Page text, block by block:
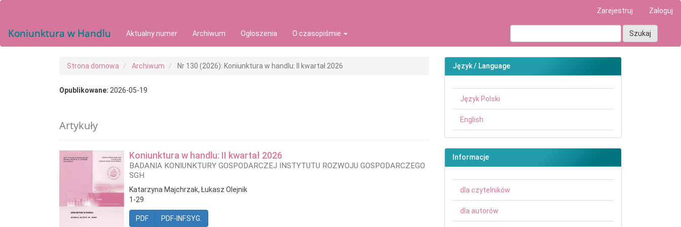
Zarejestruj Zaloguj
Koniunktura w Handlu Aktualny numer Archiwum Ogłoszenia O czasopiśmie Szukaj
Strona domowa Archiwum Nr 130 (2026): Koniunktura w handlu: II kwartał 2026
Opublikowane: 2026-05-19
Artykuły
Koniunktura w handlu: II kwartał 2026
BADANIA KONIUNKTURY GOSPODARCZEJ INSTYTUTU ROZWOJU GOSPODARCZEGO
SGH
Katarzyna Majchrzak, Łukasz Olejnik
1-29
PDF PDF-INF.SYG.
Język / Language
Język Polski
English
Informacje
dla czytelników
dla autorów